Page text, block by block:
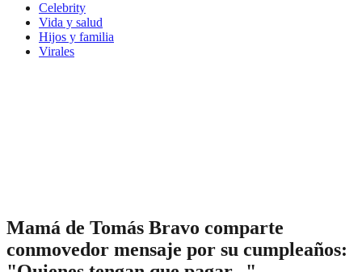
Celebrity
Vida y salud
Hijos y familia
Virales
Mamá de Tomás Bravo comparte
conmovedor mensaje por su cumpleaños: